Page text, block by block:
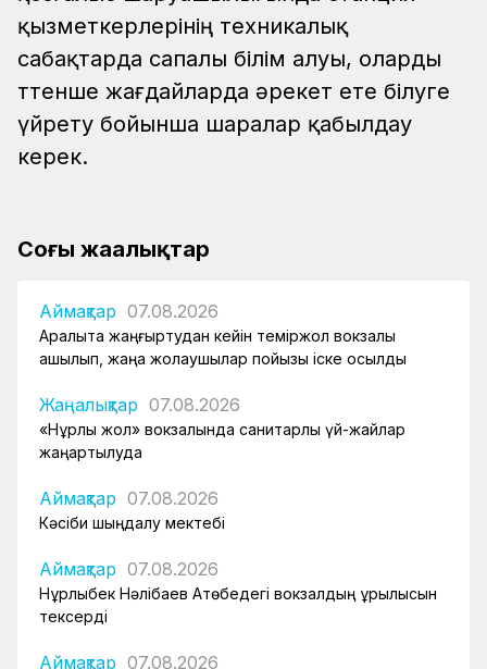
қызметкерлерінің техникалық
сабақтарда сапалы білім алуы, оларды
төтенше жағдайларда әрекет ете білуге
үйрету бойынша шаралар қабылдау
керек.
Соңғы жаңалықтар
Аймақтар 07.08.2026
Арқалықта жаңғыртудан кейін теміржол вокзалы
ашылып, жаңа жолаушылар пойызы іске қосылды
Жаңалықтар 07.08.2026
«Нұрлы жол» вокзалында санитарлық үй-жайлар
жаңартылуда
Аймақтар 07.08.2026
Кәсіби шыңдалу мектебі
Аймақтар 07.08.2026
Нұрлыбек Нәлібаев Ақтөбедегі вокзалдың құрылысын
тексерді
Аймақтар 07.08.2026